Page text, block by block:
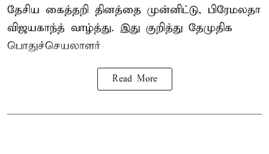
தேசிய கைத்தறி தினத்தை முன்னிட்டு, பிரேமலதா
விஜயகாந்த் வாழ்த்து. இது குறித்து தேமுதிக
பொதுச்செயலாளர்
Read More